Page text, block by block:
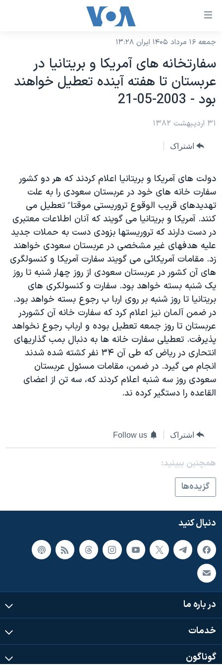
لینکهای
دسترسی
جهش
محتوای
اصلی
صفحه
به
جستجو
نسخه سبک وب‌سایت
موضوع ها
آمریکا
جهان
گزیده‌ها
ویژه برنامه‌ها
ویدیوها
فرهنگ و زندگی
حقوق شهروندی
اقتصادی
علم و فناوری
اسرائیل در جنگ
گالری عکس
آرشیو پخش زنده
برنامه های تلویزیونی
جدول برنامه ها
صفحه‌های ویژه
عملیات خشم حماسی
۲۵۰سالگی آمریکا
بایگانی برنامه‌های تلویزیونی
مستندها
انتخابات ریاست جمهوری آمریکا ۲۰۲۴
حمله جمهوری اسلامی به اسرائیل
رمز مهسا
ورزش زنان در ایران
اعتراضات زن، زندگی، آزادی
مجموعه مستندهای دادخواهی
تریبونال مردمی آبان ۹۸
دادگاه حمید نوری
چهل سال گروگان‌گیری
اسرائیل در جنگ
نرگس محمدی برنده جایزه نوبل صلح
همایش محافظه‌کاران آمریکا «سی‌پک»
سفر پرزیدنت ترامپ به چین
پخش رادیویی
یادگیری زبان انگلیسی
دنبال کنید
زبانهای مختلف
جمعه ۱۶ مرداد ۱۴۰۵ ایران ۱۳:۲۸
سفارتخانه های آمريکا و بريتانيا در
عربستان تا هفته آينده تعطيل خواهند
بود - 2003-05-21
۳۱ اردیبهشت ۱۳۸۲
اشتراک
دولت های آمريکا و بريتانيا اعلام کردند که هر دو کشور
سفارت خانه های خود در عربستان سعودی را به علت
تهديدهای قريب الوقوع تروريستی موقتا ً تعطيل می
کنند. آمريکا و بريتانيا می گويند که آنان اطلاعات معتبری
در دست دارند که تروريستها بزودی دست به حملات جديد
عليه هدفهای غير مشخصی در عربستان سعودی خواهند
زد. مقامات آمريکائی می گويند سفارت آمريکا و کنسولگری
های آن کشور در عربستان سعودی از روز چهار شنبه تا روز
يک شنبه بسته خواهد بود. سفارت و کنسولکری های
بريتانيا تا روز شنبه بر روی اربا ب رجوع بسته خواهد بود.
در ضمن آلمان نيز اعلام کرد که سفارت خانه آن کشوردر
عربستان تا روز جمعه تعطيل بوده و ارباب رجوع نخواهد
پذيرفت. تعطيلی سفارت خانه ها به دنبال بمب گذاريهای
انتحاری در رياض که طی آن ۳۴ نفر کشته شده شدند
انجام می گيرد. در ضمن، مقامات مسئول عربستان
سعودی روز سه شنبه اعلام کردند که، سه تن از اعضای
القاعده را دستگير کرده ند.
اشتراک Follow us
همچنبن ببینید:
گزيده‌ها
دنبال کنید
در باره ما
خدمات
گوناگون